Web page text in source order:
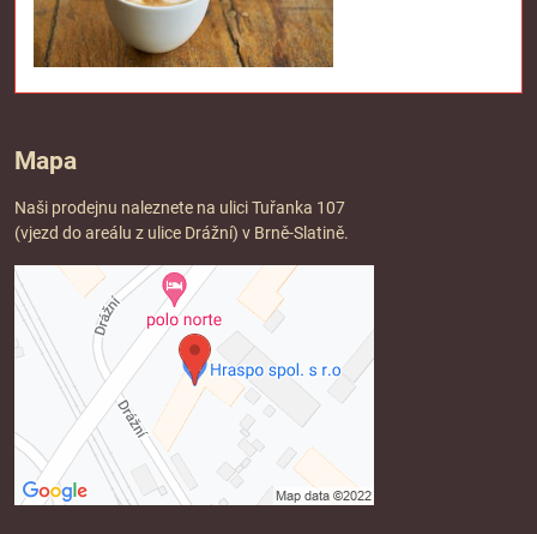
Mapa
Naši prodejnu naleznete na ulici Tuřanka 107
(vjezd do areálu z ulice Drážní) v Brně-Slatině.